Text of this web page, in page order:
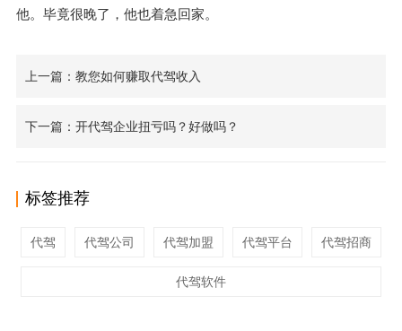
他。毕竟很晚了，他也着急回家。
上一篇：教您如何赚取代驾收入
下一篇：开代驾企业扭亏吗？好做吗？
标签推荐
代驾 代驾公司 代驾加盟 代驾平台 代驾招商
代驾软件